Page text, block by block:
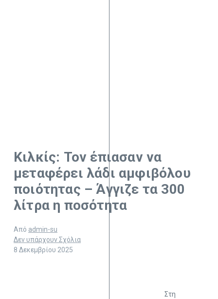
Κιλκίς: Τον έπιασαν να
μεταφέρει λάδι αμφιβόλου
ποιότητας – Άγγιζε τα 300
λίτρα η ποσότητα
Από admin-su
Δεν υπάρχουν Σχόλια
8 Δεκεμβρίου 2025
Στη